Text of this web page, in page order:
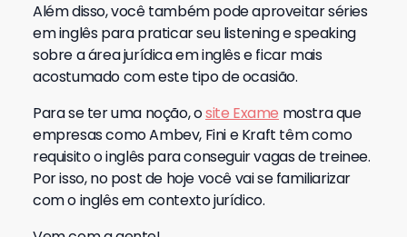
Além disso, você também pode aproveitar séries
em inglês para praticar seu listening e speaking
sobre a área jurídica em inglês e ficar mais
acostumado com este tipo de ocasião.
Para se ter uma noção, osite Exame mostra que
empresas como Ambev, Fini e Kraft têm como
requisito o inglês para conseguir vagas de treinee.
Por isso, no post de hoje você vai se familiarizar
com o inglês em contexto jurídico.